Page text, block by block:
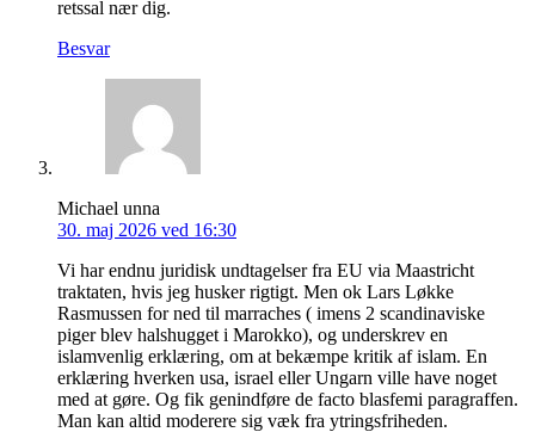
retssal nær dig.
Besvar
Michael unna
30. maj 2026 ved 16:30
Vi har endnu juridisk undtagelser fra EU via Maastricht
traktaten, hvis jeg husker rigtigt. Men ok Lars Løkke
Rasmussen for ned til marraches ( imens 2 scandinaviske
piger blev halshugget i Marokko), og underskrev en
islamvenlig erklæring, om at bekæmpe kritik af islam. En
erklæring hverken usa, israel eller Ungarn ville have noget
med at gøre. Og fik genindføre de facto blasfemi paragraffen.
Man kan altid moderere sig væk fra ytringsfriheden.